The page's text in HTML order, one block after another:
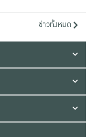
ข่าวทั้งหมด